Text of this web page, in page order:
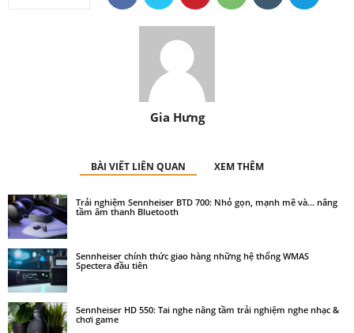
Gia Hưng
BÀI VIẾT LIÊN QUAN XEM THÊM
Trải nghiệm Sennheiser BTD 700: Nhỏ gọn, mạnh mẽ và… nâng
tầm âm thanh Bluetooth
Sennheiser chính thức giao hàng những hệ thống WMAS
Spectera đầu tiên
Sennheiser HD 550: Tai nghe nâng tầm trải nghiệm nghe nhạc &
chơi game